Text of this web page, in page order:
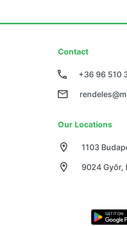
Contact
+36 96 510
Our Locations
9024 Győr,
1103